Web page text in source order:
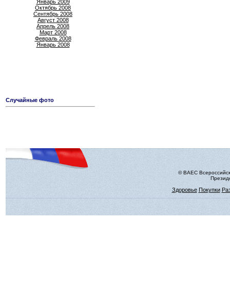
Январь 2009
Октябрь 2008
Сентябрь 2008
Август 2008
Апрель 2008
Март 2008
Февраль 2008
Январь 2008
Случайные фото
© ВАЕС
Здоровье Покупки